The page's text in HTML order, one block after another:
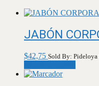
JABÓN
$42,75 Sold By: Pideloya